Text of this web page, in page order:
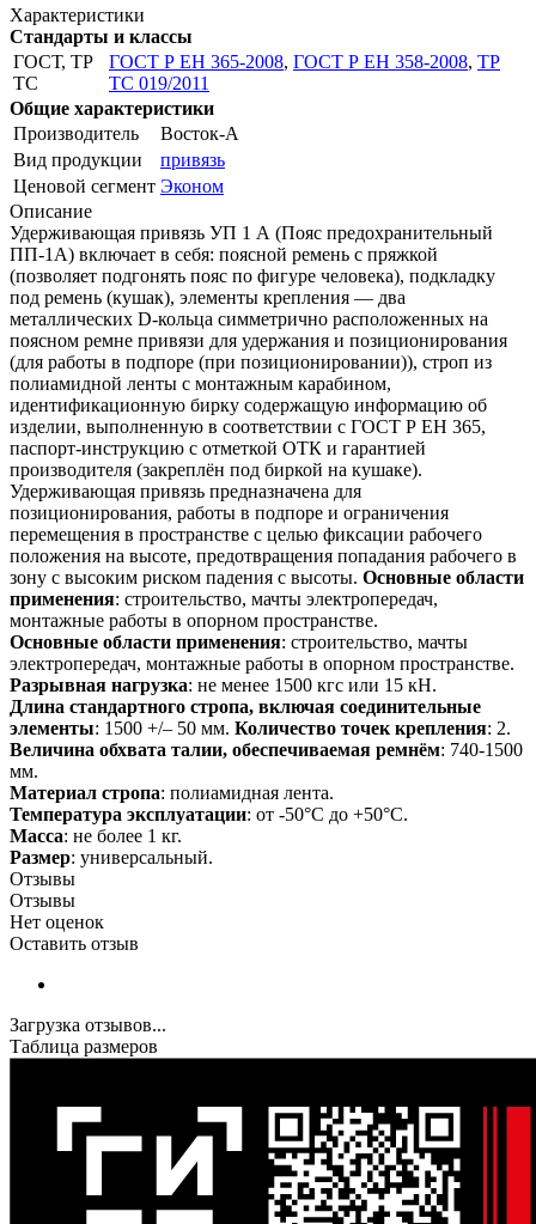
Характеристики
Стандарты и классы
ГОСТ, ТР
ТС
ГОСТ Р ЕН 365-2008, ГОСТ Р ЕН 358-2008, ТР
ТС 019/2011
Общие характеристики
Производитель
Восток-А
Вид продукции
привязь
Ценовой сегмент Эконом
Описание
Удерживающая привязь УП 1 А (Пояс предохранительный
ПП-1А) включает в себя: поясной ремень с пряжкой
(позволяет подгонять пояс по фигуре человека), подкладку
под ремень (кушак), элементы крепления — два
металлических D-кольца симметрично расположенных на
поясном ремне привязи для удержания и позиционирования
(для работы в подпоре (при позиционировании)), строп из
полиамидной ленты с монтажным карабином,
идентификационную бирку содержащую информацию об
изделии, выполненную в соответствии с ГОСТ Р ЕН 365,
паспорт-инструкцию с отметкой ОТК и гарантией
производителя (закреплён под биркой на кушаке).
Удерживающая привязь предназначена для
позиционирования, работы в подпоре и ограничения
перемещения в пространстве с целью фиксации рабочего
положения на высоте, предотвращения попадания рабочего в
зону с высоким риском падения с высоты. Основные области
применения: строительство, мачты электропередач,
монтажные работы в опорном пространстве.
Основные области применения: строительство, мачты
электропередач, монтажные работы в опорном пространстве.
Разрывная нагрузка: не менее 1500 кгс или 15 кН.
Длина стандартного стропа, включая соединительные
элементы: 1500 +/– 50 мм. Количество точек крепления: 2.
Величина обхвата талии, обеспечиваемая ремнём: 740-1500
мм.
Материал стропа: полиамидная лента.
Температура эксплуатации: от -50°C до +50°С.
Масса: не более 1 кг.
Размер: универсальный.
Отзывы
Отзывы
Нет оценок
Оставить отзыв
Загрузка отзывов...
Таблица размеров